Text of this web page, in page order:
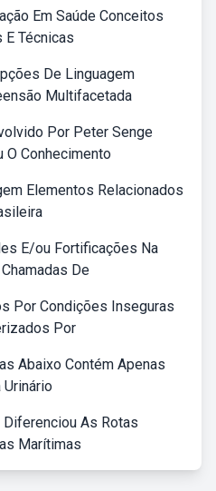
Em Saúde Conceitos
Técnicas
De Linguagem
Multifacetada
Por Peter Senge
O Conhecimento
Elementos Relacionados
E/ou Fortificações Na
De
Por Condições Inseguras
Por
Abaixo Contém Apenas
As Rotas
Marítimas